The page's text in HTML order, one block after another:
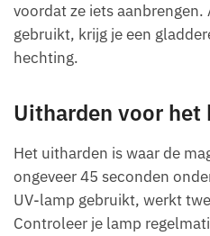
voordat ze iets aanbrengen.
gebruikt, krijg je een
hechting.
Uitharden voor het
Het uitharden is waar de
ongeveer 45 seconden
UV-lamp gebruikt, werkt
Controleer je lamp